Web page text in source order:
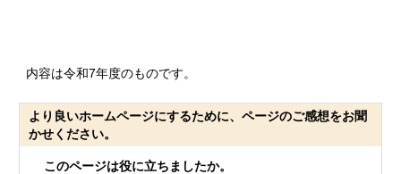
内容は令和7年度のものです。
より良いホームページにするために、ページのご感想をお聞
かせください。
このページは役に立ちましたか。